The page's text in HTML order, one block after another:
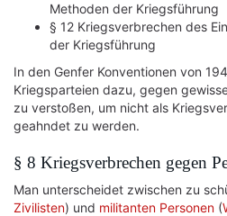
Methoden der Kriegsführung
§ 12 Kriegsverbrechen des
der Kriegsführung
In den Genfer Konventionen von
Kriegsparteien dazu, gegen
zu verstoßen, um nicht als
geahndet zu werden.
§ 8 Kriegsverbrechen gegen
Man unterscheidet zwischen zu
Zivilisten) und militanten Personen (